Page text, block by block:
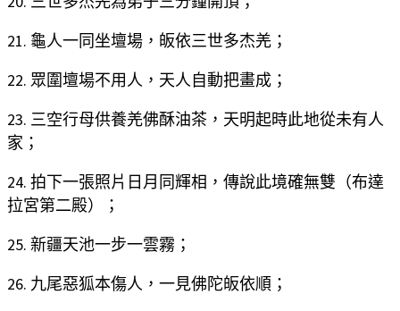
21. 龜人一同坐壇場，皈依三世多杰羌；
22. 眾圍壇場不用人，天人自動把畫成；
23. 三空行母供養羌佛酥油茶，天明起時此地從未有人
家；
24. 拍下一張照片日月同輝相，傳說此境確無雙（布達
拉宮第二殿）；
25. 新疆天池一步一雲霧；
26. 九尾惡狐本傷人，一見佛陀皈依順；